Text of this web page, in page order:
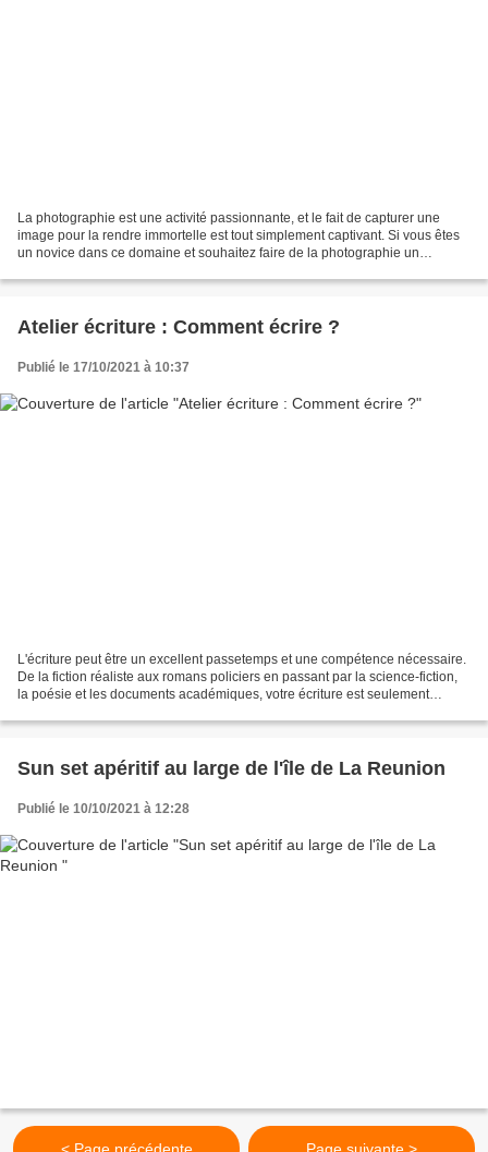
La photographie est une activité passionnante, et le fait de capturer une
image pour la rendre immortelle est tout simplement captivant. Si vous êtes
un novice dans ce domaine et souhaitez faire de la photographie un
Atelier écriture : Comment écrire ?
Publié le 17/10/2021 à 10:37
L'écriture peut être un excellent passetemps et une compétence nécessaire.
De la fiction réaliste aux romans policiers en passant par la science-fiction,
la poésie et les documents académiques, votre écriture est seulement
Sun set apéritif au large de l'île de La Reunion
Publié le 10/10/2021 à 12:28